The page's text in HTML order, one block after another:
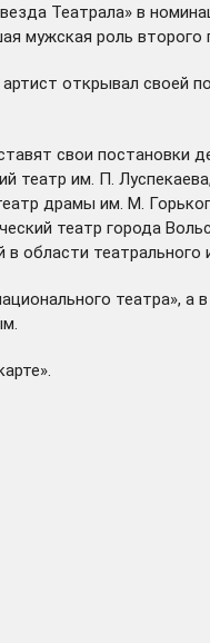
Театрала» в
мужская роль второго
открывал своей
свои постановки
театр им. П.
драмы им. М.
театр города
области театрального
театра», а